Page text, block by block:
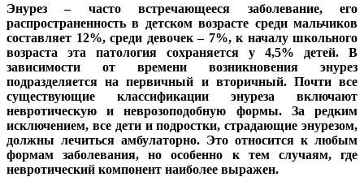
Энурез – часто встречающееся заболевание, его
распространенность в детском возрасте среди мальчиков
составляет 12%, среди девочек – 7%, к началу школьного
возраста эта патология сохраняется у 4,5% детей. В
зависимости от времени возникновения энурез
подразделяется на первичный и вторичный. Почти все
существующие классификации энуреза включают
невротическую и неврозоподобную формы. За редким
исключением, все дети и подростки, страдающие энурезом,
должны лечиться амбулаторно. Это относится к любым
формам заболевания, но особенно к тем случаям, где
невротический компонент наиболее выражен.